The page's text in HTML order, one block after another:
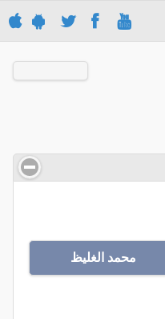
محمد الغليظ